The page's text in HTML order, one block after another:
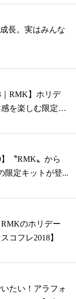
長。実はみんな
｜RMK】ホリデ
を楽しむ限定
】〝RMK〟から
限定キットが登...
のホリデー
コフレ2018】
たい！アラフォ